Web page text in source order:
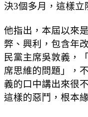
決3個多月，這樣立
他指出，本屆以來
弊、興利，包含年
民黨主席吳敦義，
席思維的問題」，
義的口中講出來很
這樣的惡鬥，根本